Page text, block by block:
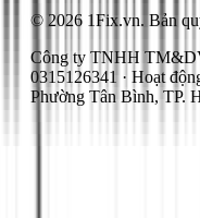
© 2026 1Fix.vn. Bản
Công ty TNHH
0315126341 · Hoạt
Phường Tân Bình, TP.